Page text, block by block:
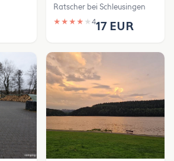
Ratscher bei Schleusingen
★ ★ ★ ★ ★ 417 EUR